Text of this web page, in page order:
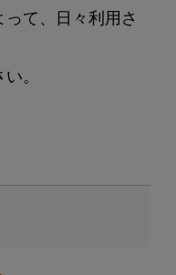
て、日々利用さ
。